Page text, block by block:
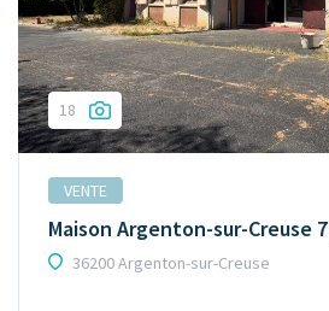
18
VENTE
Maison Argenton-sur-Creuse
36200 Argenton-sur-Creuse